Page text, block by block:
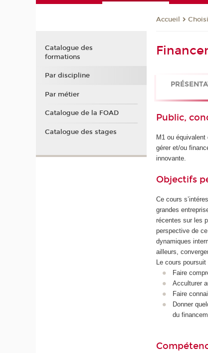
Accueil
Public,
M1 ou
gérer et/ou
innovante.
Objectifs
Ce cours
grandes
récentes sur les
perspective de
dynamiques
ailleurs,
Le cours
Faire
Acculturer
Faire
Donner
du
Catalogue des
formations
Par discipline
Par métier
Catalogue de la FOAD
Catalogue des stages